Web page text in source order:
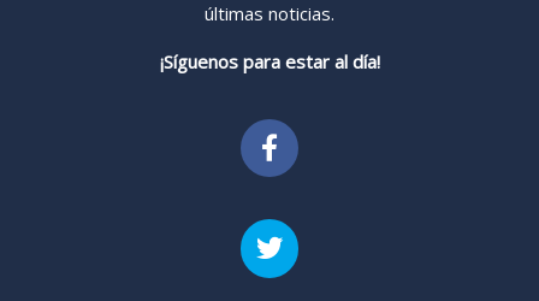
últimas noticias.
¡Síguenos para estar al día!